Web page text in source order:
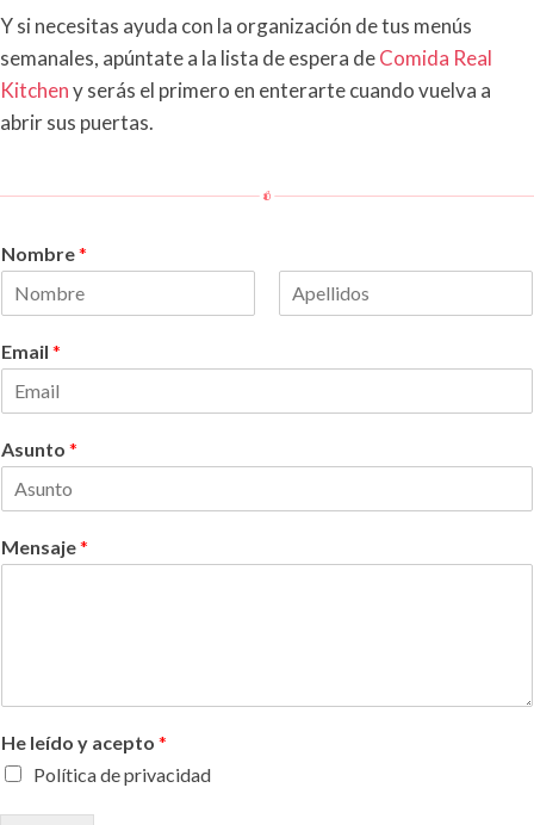
Y si necesitas ayuda con la organización de tus menús
semanales, apúntate a la lista de espera deComida Real
Kitcheny serás el primero en enterarte cuando vuelva a
abrir sus puertas.
Nombre*
o
m
e
i
Email *
Asunto *
Mensaje*
He leído y acepto *
Política de privacidad